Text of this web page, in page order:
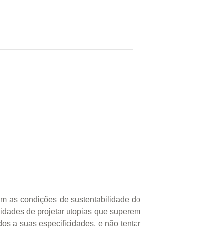
as condições de sustentabilidade do
de projetar utopias que superem
a suas especificidades, e não tentar